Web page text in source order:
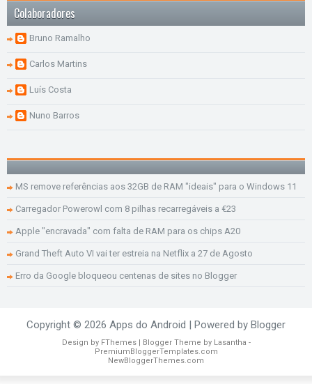
Colaboradores
Bruno Ramalho
Carlos Martins
Luís Costa
Nuno Barros
MS remove referências aos 32GB de RAM "ideais" para o Windows 11
Carregador Powerowl com 8 pilhas recarregáveis a €23
Apple "encravada" com falta de RAM para os chips A20
Grand Theft Auto VI vai ter estreia na Netflix a 27 de Agosto
Erro da Google bloqueou centenas de sites no Blogger
Copyright © 2026 Apps do Android | Powered by Blogger
Design by FThemes| Blogger Theme by Lasantha -
PremiumBloggerTemplates.com
NewBloggerThemes.com